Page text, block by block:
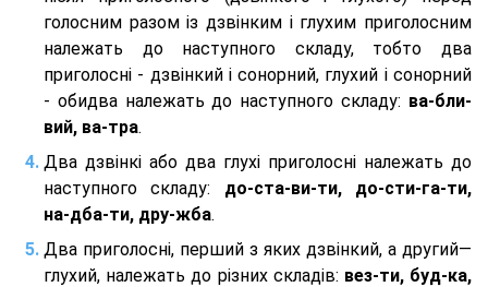
голосним разом із дзвінким і глухим приголосним
належать до наступного складу, тобто два
приголосні - дзвінкий і сонорний, глухий і сонорний
- обидва належать до наступного складу: ва-бли-
вий, ва-тра.
Два дзвінкі або два глухі приголосні належать до
наступного складу: до-ста-ви-ти, до-сти-га-ти,
на-дба-ти, дру-жба.
Два приголосні, перший з яких дзвінкий, а другий—
глухий, належать до різних складів: вез-ти, буд-ка,